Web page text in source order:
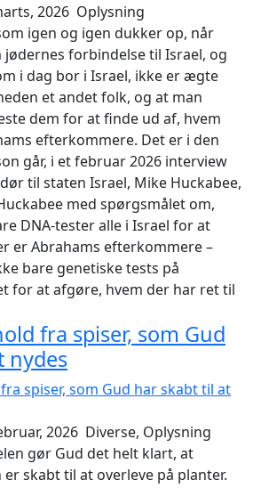
2026 Oplysning
igen og igen dukker op, når
jødernes forbindelse til Israel, og
i dag bor i Israel, ikke erægte
et andet folk, og at man
dem for at finde ud af, hvem
efterkommere. Det er i den
går, i et februar 2026 interview
til staten Israel, Mike Huckabee,
med spørgsmålet om,
DNA-tester alle i Israel for at
er Abrahams efterkommere –
bare genetiske tests på
for at afgøre, hvem der har rettil
fra spiser, som Gud
nydes
2026 Diverse, Oplysning
gør Gud det helt klart, at
skabt til at overleve på planter.